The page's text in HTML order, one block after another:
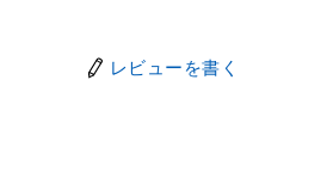
レビューを書く